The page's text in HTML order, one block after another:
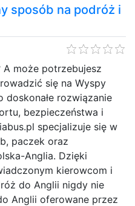
sposób na podróż i
A może potrzebujesz
się na Wyspy
doskonałe rozwiązanie
bezpieczeństwa i
specjalizuje się w
paczek oraz
Anglia. Dzięki
kierowcom i
do Anglii nigdy nie
Anglii oferowane przez